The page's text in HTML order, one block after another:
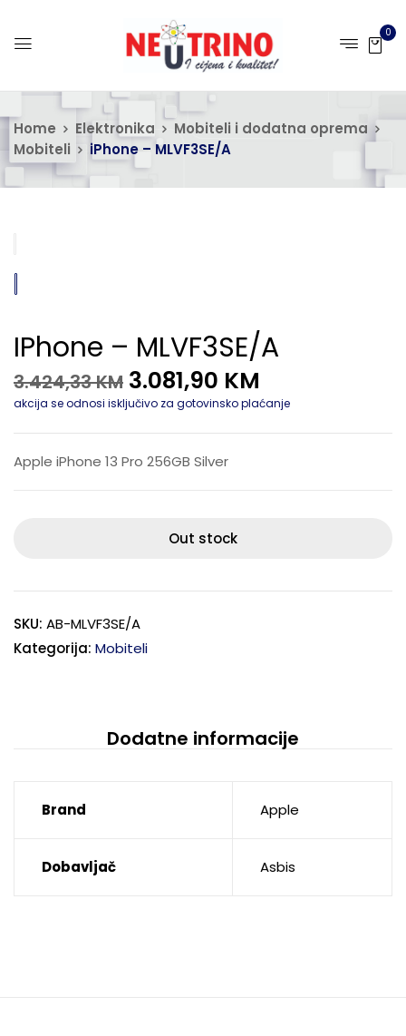
0
Home Elektronika
Mobiteli i dodatna oprema
Mobiteli
iPhone – MLVF3SE/A
IPhone – MLVF3SE/A
3.424,33KM 3.081,90 KM
akcija se odnosi isključivo za gotovinsko plaćanje
Apple iPhone 13 Pro 256GB Silver
Out stock
SKU: AB-MLVF3SE/A
Kategorija: Mobiteli
Dodatne informacije
Brand Apple
Dobavljač Asbis